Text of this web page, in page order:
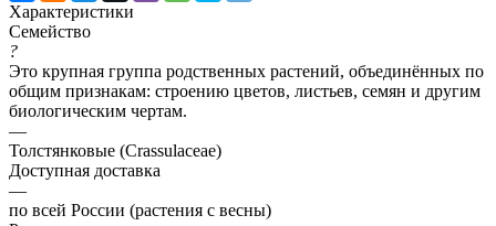
Характеристики
Семейство
?
Это крупная группа родственных растений, объединённых по
общим признакам: строению цветов, листьев, семян и другим
биологическим чертам.
—
Толстянковые (Crassulaceae)
Доступная доставка
—
по всей России (растения с весны)